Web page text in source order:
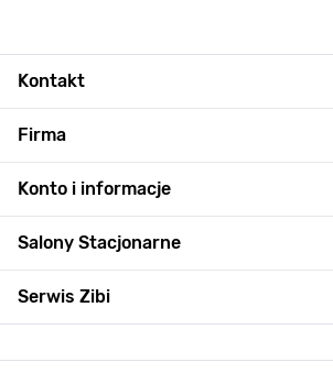
Kontakt
Firma
Konto i informacje
Salony Stacjonarne
Serwis Zibi